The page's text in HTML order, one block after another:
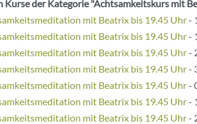
Kurse der Kategorie "Achtsamkeitskurs mit
mit Beatrix bis 19.45 Uhr-
mit Beatrix bis 19.45 Uhr-
mit Beatrix bis 19.45 Uhr-
mit Beatrix bis 19.45 Uhr-
mit Beatrix bis 19.45 Uhr-
mit Beatrix bis 19.45 Uhr-
mit Beatrix bis 19.45 Uhr-